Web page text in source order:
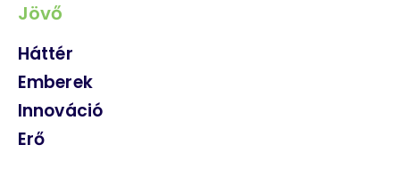
Jövő
Háttér
Emberek
Innováció
Erő